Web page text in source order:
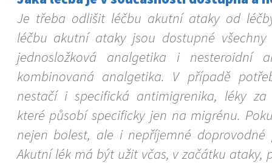
Je třeba odlišit léčbu akutní ataky od
léčbu akutní ataky jsou dostupné
jednosložková analgetika i nesteroidní
kombinovaná analgetika. V případě
nestačí i specifická antimigrenika, léky
které působí specificky jen na migrénu.
nejen bolest, ale i nepříjemné doprovodné
Akutní lék má být užit včas, v začátku ataky,